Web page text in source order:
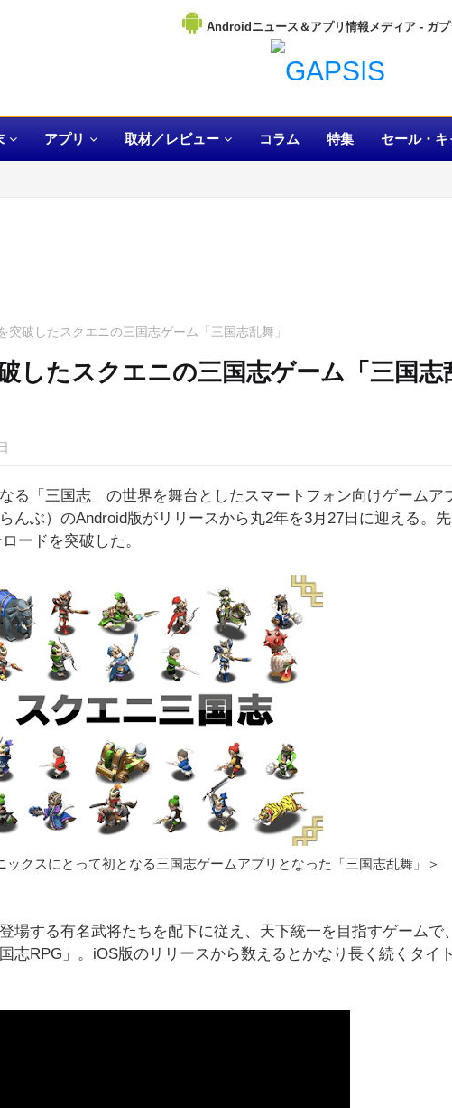
Androidニュース＆アプリ情報メディア
アプリ 取材／レビュー コラム 特集 セール・
突破したスクエニの三国志ゲーム「三国志乱舞」
したスクエニの三国志ゲーム「三国志
る「三国志」の世界を舞台としたスマートフォン向けゲームア
んぶ）のAndroid版がリリースから丸2年を3月27日に迎える。
ードを突破した。
クスにとって初となる三国志ゲームアプリとなった「三国志乱舞」＞
場する有名武将たちを配下に従え、天下統一を目指すゲームで
志RPG」。iOS版のリリースから数えるとかなり長く続くタイ